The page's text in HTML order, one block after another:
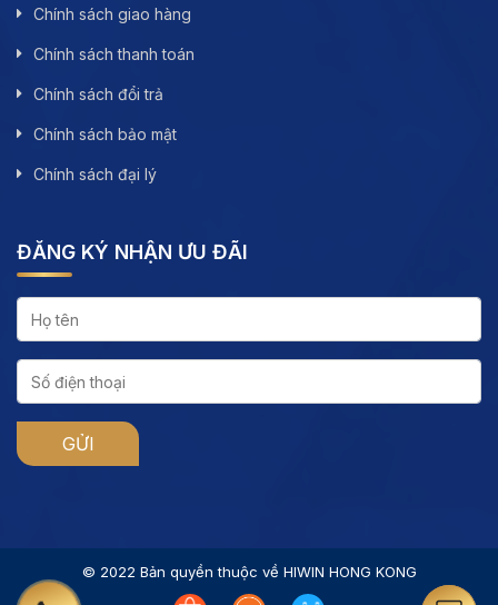
Chính sách giao hàng
Chính sách thanh toán
Chính sách đổi trả
Chính sách bảo mật
Chính sách đại lý
ĐĂNG KÝ NHẬN ƯU ĐÃI
© 2022 Bản quyền thuộc về HIWIN HONG KONG